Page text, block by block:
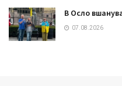
В Осло
07.08.2026